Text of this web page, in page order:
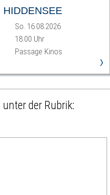
HIDDENSEE
So. 16.08.2026
18:00 Uhr
Passage Kinos
›
der Rubrik: